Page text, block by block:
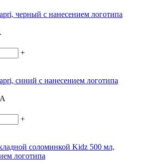
черный с нанесением логотипа
+
синий с нанесением логотипа
+
соломинкой Kidz 500 мл,
логотипа